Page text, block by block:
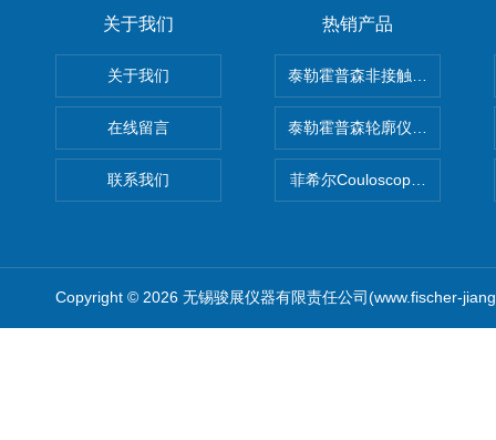
关于我们
关于我们
在线留言
联系我们
热销产品
泰勒霍普森非接触式轮廓仪
泰勒霍普森轮廓仪|TAYLOR
菲希尔Couloscope CMS2电
Copyright © 2026 无锡骏展仪器有限责任公司(www.fischer-